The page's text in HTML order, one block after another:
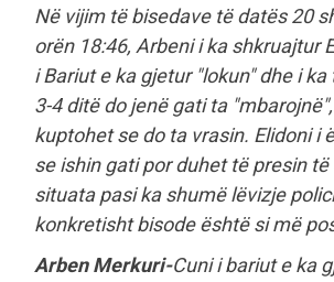
Në vijim të bisedave të datës 20
orën 18:46, Arbeni i ka shkruajtur
i Bariut e ka gjetur "lokun" dhe i ka
3-4 ditë do jenë gati ta
kuptohet se do ta vrasin. Elidoni i
se ishin gati por duhet të presin
situata pasi ka shumë lëvizje
konkretisht bisode është si më
Arben Merkuri-Cuni i bariut e ka